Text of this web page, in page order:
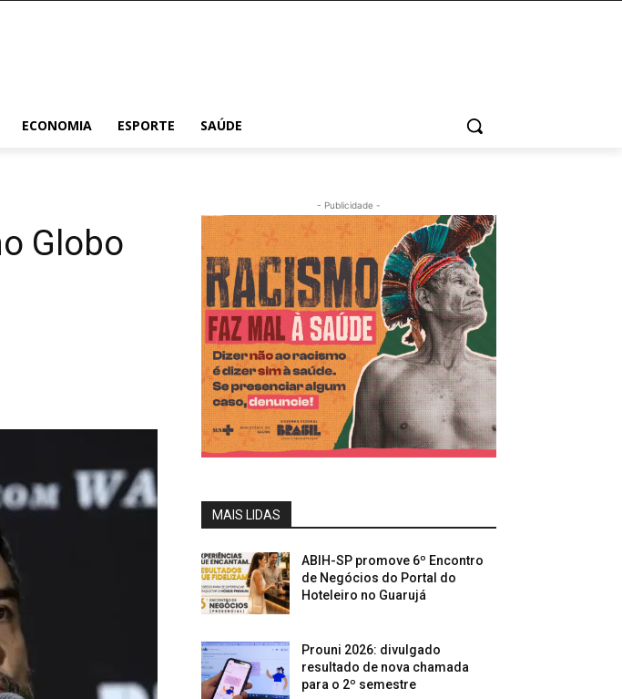
ECONOMIA ESPORTE SAÚDE
Globo
- Publicidade -
MAIS LIDAS
ABIH-SP promove 6º Encontro
de Negócios do Portal do
Hoteleiro no Guarujá
Prouni 2026: divulgado
resultado de nova chamada
para o 2º semestre